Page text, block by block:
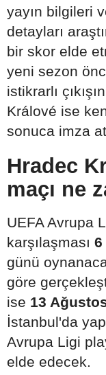
yayın bilgileri
detayları
bir skor elde
yeni sezon
istikrarlı
Králové ise
sonuca imza
Hradec
maçı ne
UEFA Avrupa
karşılaşması 6
günü
göre
ise 13
İstanbul'da
Avrupa Ligi
elde edecek.